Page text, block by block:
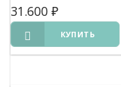
31.600 ₽
КУПИТЬ